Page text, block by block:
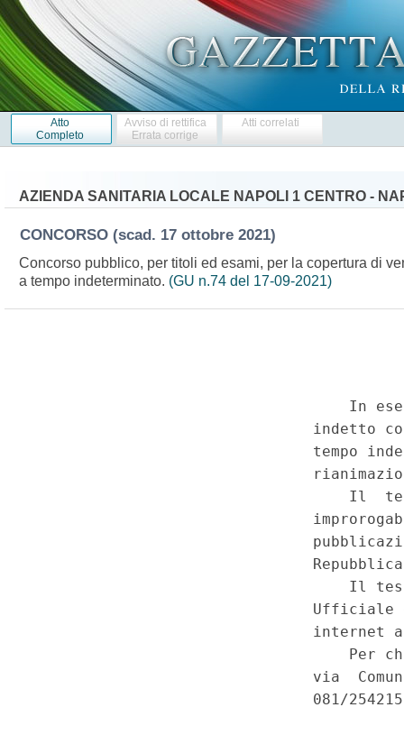
Atto
Completo
Avviso di rettifica
Errata corrige
Atti correlati
AZIENDA SANITARIA LOCALE NAPOLI 1 CENTRO -
CONCORSO (scad. 17 ottobre 2021)
Concorso pubblico, per titoli ed esami, per la copertura di
a tempo indeterminato. (GU n.74 del 17-09-2021)